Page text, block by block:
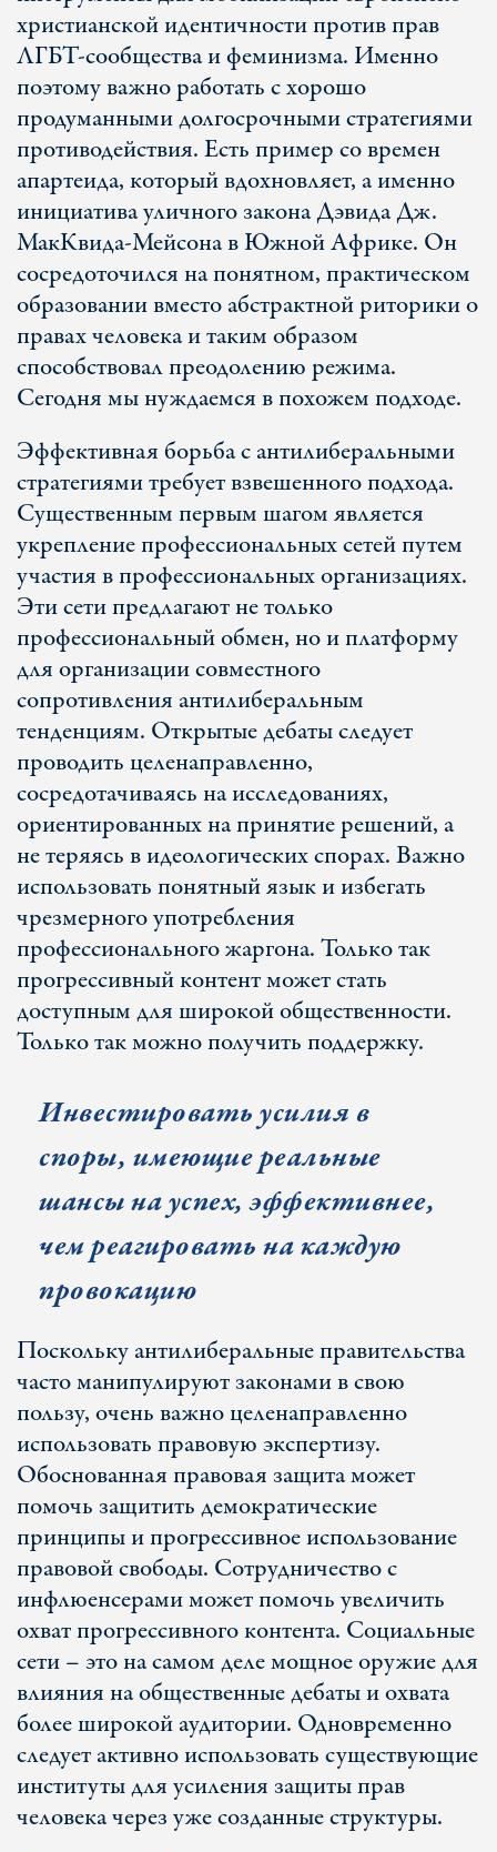
христианской идентичности против прав
ЛГБТ-сообщества и феминизма. Именно
поэтому важно работать с хорошо
продуманными долгосрочными стратегиями
противодействия. Есть пример со времен
апартеида, который вдохновляет, а именно
инициатива уличного закона Дэвида Дж.
МакКвида-Мейсона в Южной Африке. Он
сосредоточился на понятном, практическом
образовании вместо абстрактной риторики о
правах человека и таким образом
способствовал преодолению режима.
Сегодня мы нуждаемся в похожем подходе.
Эффективная борьба с антилиберальными
стратегиями требует взвешенного подхода.
Существенным первым шагом является
укрепление профессиональных сетей путем
участия в профессиональных организациях.
Эти сети предлагают не только
профессиональный обмен, но и платформу
для организации совместного
сопротивления антилиберальным
тенденциям. Открытые дебаты следует
проводить целенаправленно,
сосредотачиваясь на исследованиях,
ориентированных на принятие решений, а
не теряясь в идеологических спорах. Важно
использовать понятный язык и избегать
чрезмерного употребления
профессионального жаргона. Только так
прогрессивный контент может стать
доступным для широкой общественности.
Только так можно получить поддержку.
Инвестировать усилия в
споры, имеющие реальные
шансы на успех, эффективнее,
чем реагировать на каждую
провокацию
Поскольку антилиберальные правительства
часто манипулируют законами в свою
пользу, очень важно целенаправленно
использовать правовую экспертизу.
Обоснованная правовая защита может
помочь защитить демократические
принципы и прогрессивное использование
правовой свободы. Сотрудничество с
инфлюенсерами может помочь увеличить
охват прогрессивного контента. Социальные
сети – это на самом деле мощное оружие для
влияния на общественные дебаты и охвата
более широкой аудитории. Одновременно
следует активно использовать существующие
институты для усиления защиты прав
человека через уже созданные структуры.